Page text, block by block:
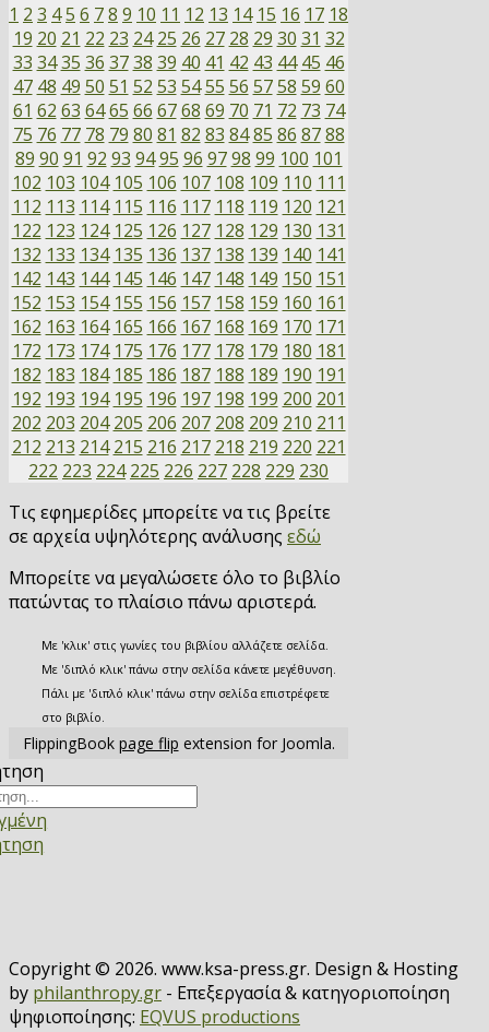
1 2 3 45 6 78 9 10 11 12 13 14 15 16 17 18
19 20 21 22 23 24 25 26 27 28 29 30 31 32
33 34 35 36 37 38 39 40 41 42 43 44 45 46
47 48 49 50 51 52 53 54 55 56 57 58 59 60
61 62 63 64 65 66 67 68 69 70 71 72 73 74
75 76 77 78 79 80 81 82 83 84 85 86 87 88
89 90 91 92 93 94 95 96 97 98 99 100 101
102 103 104 105 106 107 108 109 110 111
112 113 114 115 116 117 118 119 120 121
122 123 124 125 126 127 128 129 130 131
132 133 134 135 136 137 138 139 140 141
142 143 144 145 146 147 148 149 150 151
152 153 154 155 156 157 158 159 160 161
162 163 164 165 166 167 168 169 170 171
172 173 174 175 176 177 178 179 180 181
182 183 184 185 186 187 188 189 190 191
192 193 194 195 196 197 198 199 200 201
202 203 204 205 206 207 208 209 210 211
212 213 214 215 216 217 218 219 220 221
222 223 224 225 226 227 228 229 230
Τις εφημερίδες μπορείτε να τις βρείτε
σε αρχεία υψηλότερης ανάλυσης εδώ
Μπορείτε να μεγαλώσετε όλο το βιβλίο
πατώντας το πλαίσιο πάνω αριστερά.
Με 'κλικ' στις γωνίες του βιβλίου αλλάζετε σελίδα.
Με 'διπλό κλικ' πάνω στην σελίδα κάνετε μεγέθυνση.
Πάλι με 'διπλό κλικ' πάνω στην σελίδα επιστρέφετε
στο βιβλίο.
FlippingBook page flip extension for Joomla.
Copyright © 2026. www.ksa-press.gr. Design & Hosting
by philanthropy.gr - Επεξεργασία & κατηγοριοποίηση
ψηφιοποίησης: EQVUS productions